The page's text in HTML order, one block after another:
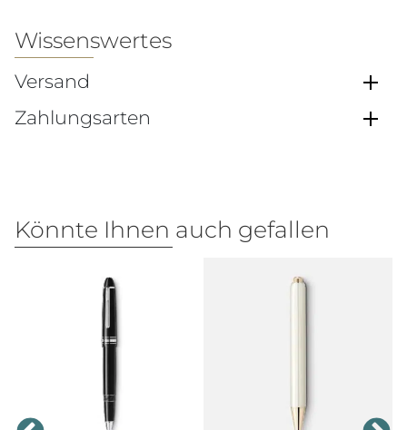
Wissenswertes
Versand
Zahlungsarten
Könnte Ihnen auch gefallen